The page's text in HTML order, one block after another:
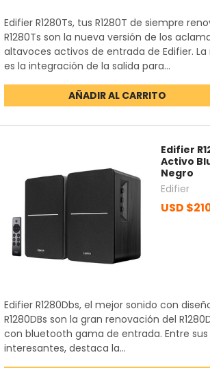
Edifier R1280Ts, tus R1280T de siempre
R1280Ts son la nueva versión de los
altavoces activos de entrada de Edifier.
es la integración de la salida para...
AÑADIR AL CARRITO
Edifier
Activo
Negro
Edifier
USD
Edifier R1280Dbs, el mejor sonido con
R1280DBs son la gran renovación del
con bluetooth gama de entrada. Entre
interesantes, destaca la...